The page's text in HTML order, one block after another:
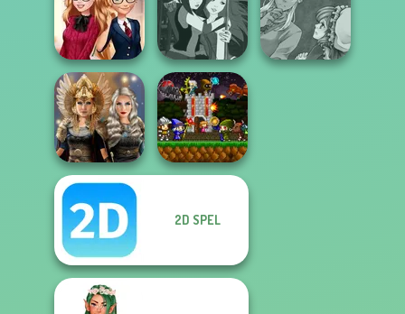
Manga Creator -
Rebels Page 3
Alice and
Friends:
Enchanted W...
Mahjong At
Home -
Scandinavian...
Back To School
Fashionistas
Manga Creator -
Fantasy World...
Norse
Goddesses
Mini Guardians
2D SPEL